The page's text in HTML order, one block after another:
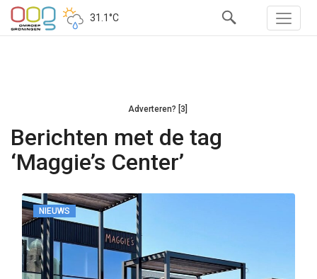
31.1°C
Adverteren? [3]
Berichten met de tag
‘Maggie’s Center’
NIEUWS